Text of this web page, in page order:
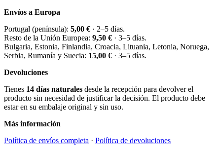
Envíos a Europa
Portugal (península): 5,00 € · 2–5 días.
Resto de la Unión Europea: 9,50 € · 3–5 días.
Bulgaria, Estonia, Finlandia, Croacia, Lituania, Letonia, Noruega,
Serbia, Rumanía y Suecia: 15,00 € · 3–5 días.
Devoluciones
Tienes 14 días naturales desde la recepción para devolver el
producto sin necesidad de justificar la decisión. El producto debe
estar en su embalaje original y sin uso.
Más información
Política de envíos completa · Política de devoluciones